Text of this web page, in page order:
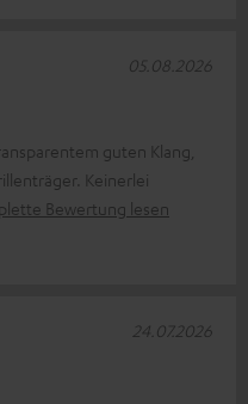
guten Klang,
Keinerlei
Bewertung lesen
05.08.2026
24.07.2026